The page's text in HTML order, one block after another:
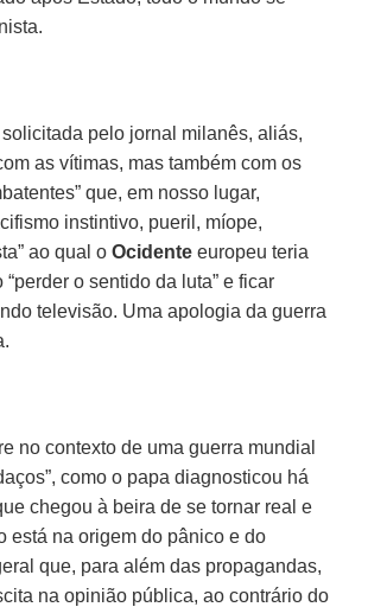
pelo jornal milanês, aliás,
as vítimas, mas também com os
que, em nosso lugar,
instintivo, pueril, míope,
ao qual oOcidente europeu teria
o sentido da luta” e ficar
televisão. Uma apologia da guerra
no contexto de uma guerra mundial
como o papa diagnosticou há
chegou à beira de se tornar real e
está na origem do pânico e do
que, para além das propagandas,
na opinião pública, ao contrário do